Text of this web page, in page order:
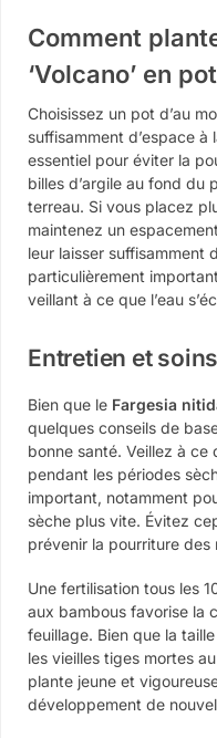
Comment
‘Volcano’ en
Choisissez un pot d’au
suffisamment d’espace
essentiel pour éviter la
billes d’argile au fond
terreau. Si vous placez
maintenez un
leur laisser suffisamment
particulièrement
veillant à ce que l’eau
Entretien et soins
Bien que le Fargesia
quelques conseils de
bonne santé. Veillez à ce
pendant les périodes
important, notamment
sèche plus vite. Évitez
prévenir la pourriture des
Une fertilisation tous les
aux bambous favorise la
feuillage. Bien que la
les vieilles tiges mortes
plante jeune et
développement de